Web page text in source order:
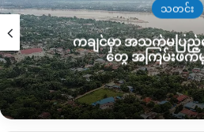
မြစ်ကြီးနားမြို့မှာ ပြီးခဲ့တဲ့ ဩဂုတ်လ
ရွှေဆန်းလီစိန်ရွှေရတနာဆိုင်က စိန်
ဦးထုပ်စောင်းထားတဲ့ အမျိုးသား ၃ ဦ
သတင်း
ကချင်မှာ အသက်မပြ
တွေ အကြမ်းဖက်မှု